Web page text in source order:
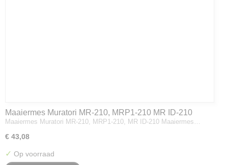
Maaiermes Muratori MR-210, MRP1-210 MR ID-210
Maaiermes Muratori MR-210, MRP1-210, MR ID-210 Maaiermes…
€ 43,08
✓ Op voorraad